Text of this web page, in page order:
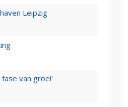
Leipzig
van groei'